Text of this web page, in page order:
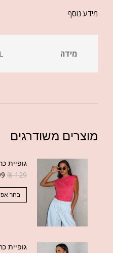
מידע נוסף
מידה
מוצרים משודרגים
גופיית
₪129
בחר
גופיית